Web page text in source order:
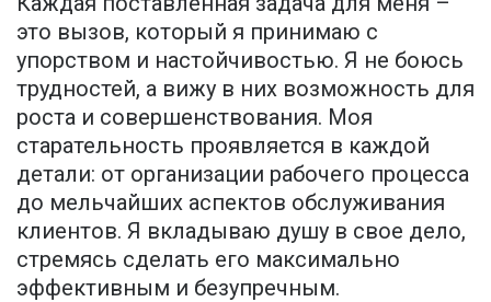
это вызов, который я принимаю с
упорством и настойчивостью. Я не боюсь
трудностей, а вижу в них возможность для
роста и совершенствования. Моя
старательность проявляется в каждой
детали: от организации рабочего процесса
до мельчайших аспектов обслуживания
клиентов. Я вкладываю душу в свое дело,
стремясь сделать его максимально
эффективным и безупречным.